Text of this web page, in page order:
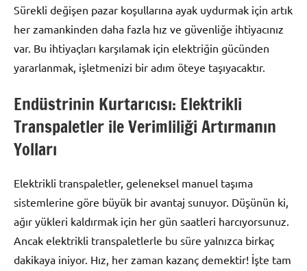
Sürekli değişen pazar koşullarına ayak uydurmak için artık
her zamankinden daha fazla hız ve güvenliğe ihtiyacınız
var. Bu ihtiyaçları karşılamak için elektriğin gücünden
yararlanmak, işletmenizi bir adım öteye taşıyacaktır.
Endüstrinin Kurtarıcısı: Elektrikli
Transpaletler ile Verimliliği Artırmanın
Yolları
Elektrikli transpaletler, geleneksel manuel taşıma
sistemlerine göre büyük bir avantaj sunuyor. Düşünün ki,
ağır yükleri kaldırmak için her gün saatleri harcıyorsunuz.
Ancak elektrikli transpaletlerle bu süre yalnızca birkaç
dakikaya iniyor. Hız, her zaman kazanç demektir! İşte tam